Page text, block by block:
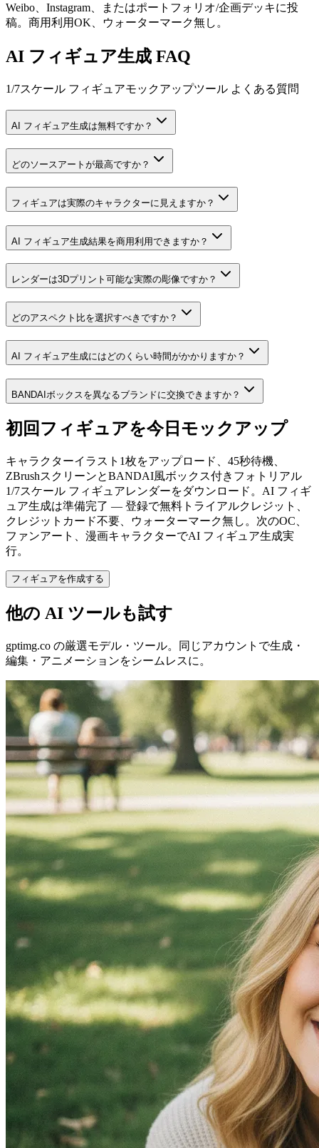
Weibo、Instagram、またはポートフォリオ/企画デッキに投
稿。商用利用OK、ウォーターマーク無し。
AI フィギュア生成 FAQ
1/7スケール フィギュアモックアップツール よくある質問
AI フィギュア生成は無料ですか？
どのソースアートが最高ですか？
フィギュアは実際のキャラクターに見えますか？
AI フィギュア生成結果を商用利用できますか？
レンダーは3Dプリント可能な実際の彫像ですか？
どのアスペクト比を選択すべきですか？
AI フィギュア生成にはどのくらい時間がかかりますか？
BANDAIボックスを異なるブランドに交換できますか？
初回フィギュアを今日モックアップ
キャラクターイラスト1枚をアップロード、45秒待機、
ZBrushスクリーンとBANDAI風ボックス付きフォトリアル
1/7スケール フィギュアレンダーをダウンロード。AI フィギ
ュア生成は準備完了 — 登録で無料トライアルクレジット、
クレジットカード不要、ウォーターマーク無し。次のOC、
ファンアート、漫画キャラクターでAI フィギュア生成実
行。
フィギュアを作成する
他の AI ツールも試す
gptimg.co の厳選モデル・ツール。同じアカウントで生成・
編集・アニメーションをシームレスに。